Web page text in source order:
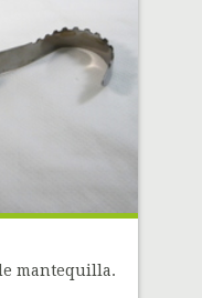
mantequilla.